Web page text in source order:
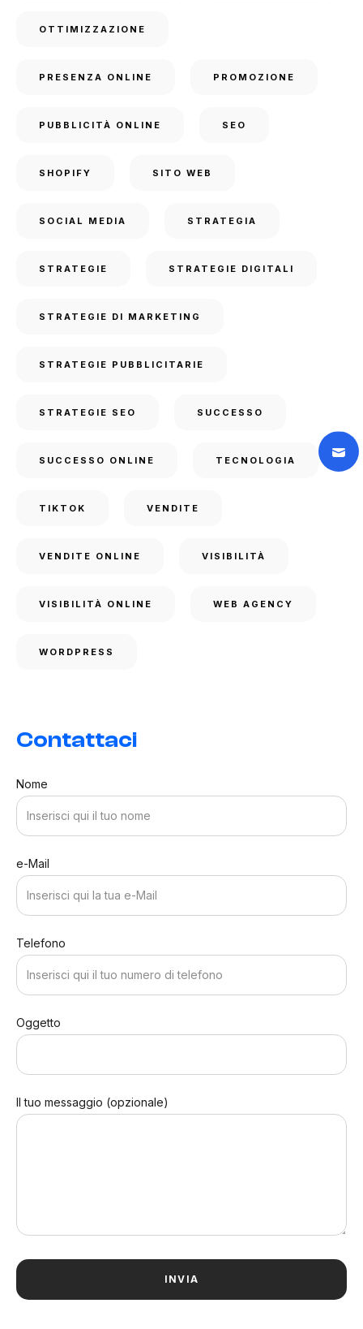
OTTIMIZZAZIONE
PRESENZA ONLINE PROMOZIONE
PUBBLICITÀ ONLINE SEO
SHOPIFY SITO WEB
SOCIAL MEDIA STRATEGIA
STRATEGIE STRATEGIE DIGITALI
STRATEGIE DI MARKETING
STRATEGIE PUBBLICITARIE
STRATEGIE SEO SUCCESSO
SUCCESSO ONLINE TECNOLOGIA
TIKTOK VENDITE
VENDITE ONLINE VISIBILITÀ
VISIBILITÀ ONLINE WEB AGENCY
WORDPRESS
Contattaci
Nome
e-Mail
Telefono
Oggetto
Il tuo messaggio (opzionale)